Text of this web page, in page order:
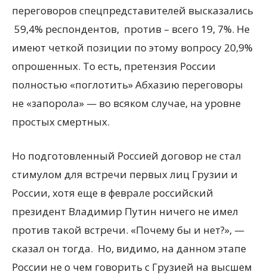
переговоров спецпредставителей высказались
59,4% респондентов, против – всего 19, 7%. Не
имеют четкой позиции по этому вопросу 20,9%
опрошенных. То есть, претензия России
полностью «поглотить» Абхазию переговоры
не «запорола» — во всяком случае, на уровне
простых смертных.
Но подготовленный Россией договор не стал
стимулом для встречи первых лиц Грузии и
России, хотя еще в феврале российский
президент Владимир Путин ничего не имел
против такой встречи. «Почему бы и нет?», —
сказал он тогда. Но, видимо, на данном этапе
России не о чем говорить с Грузией на высшем